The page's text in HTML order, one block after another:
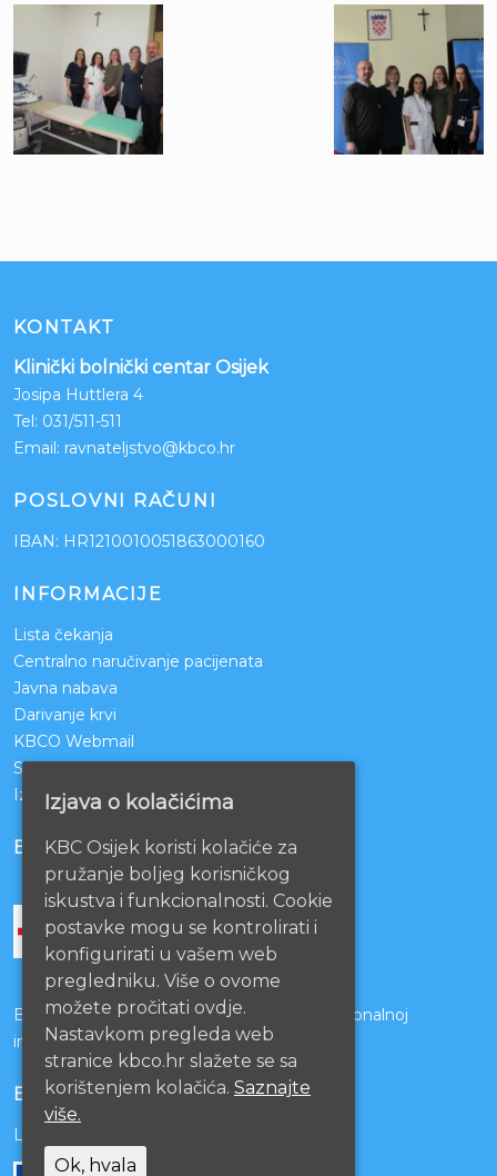
KONTAKT
Klinički bolnički centar Osijek
Josipa Huttlera 4
Tel: 031/511-511
Email: ravnateljstvo@kbco.hr
POSLOVNI RAČUNI
IBAN: HR1210010051863000160
INFORMACIJE
Lista čekanja
Centralno naručivanje pacijenata
Javna nabava
Darivanje krvi
KBCO Webmail
Sestrinstvo KBC Osijek
Izjava o pristupačnosti mrežnih stranica
BOLNICE PARTNERI
Bolnice s kojima je potpisan ugovor o funkcionalnoj
integraciji
EU PROJEKTI
Lista projekata
Izjava o kolačićima
KBC Osijek koristi kolačiće za
pružanje boljeg korisničkog
iskustva i funkcionalnosti. Cookie
postavke mogu se kontrolirati i
konfigurirati u vašem web
pregledniku. Više o ovome
možete pročitati ovdje.
Nastavkom pregleda web
stranice kbco.hr slažete se sa
korištenjem kolačića. Saznajte
više.
Ok, hvala